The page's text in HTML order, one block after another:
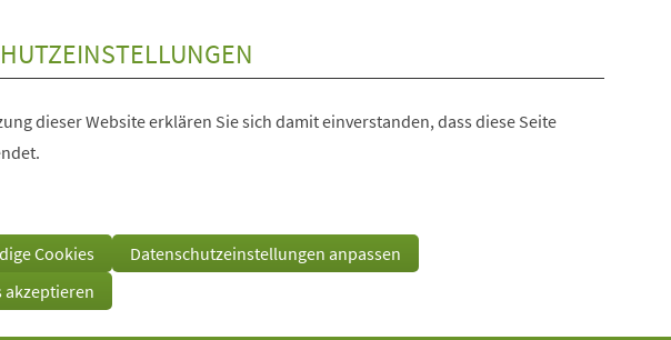
dieser Website erklären Sie sich damit einverstanden, dass diese Seite
Cookies
Datenschutzeinstellungen anpassen
akzeptieren